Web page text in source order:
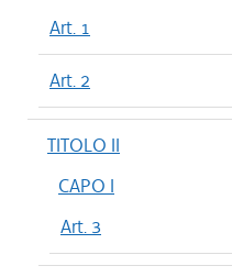
Art. 1
Art. 2
TITOLO II
CAPO I
Art. 3